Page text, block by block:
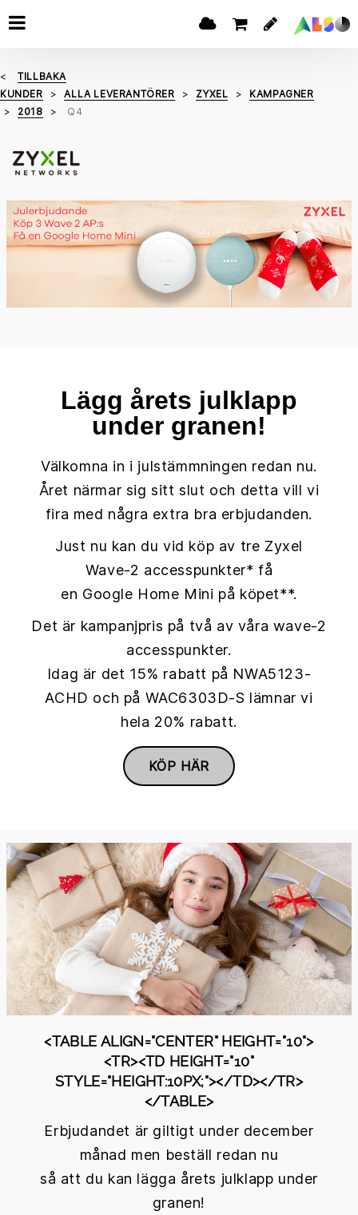
TILLBAKA
KUNDER
ALLA LEVERANTÖRER ZYXEL
KAMPAGNER
2018
Q4
Lägg årets julklapp
under granen!
Välkomna in i julstämmningen redan nu.
Året närmar sig sitt slut och detta vill vi
fira med några extra bra erbjudanden.
Just nu kan du vid köp av tre Zyxel
Wave-2 accesspunkter* få
en Google Home Mini på köpet**.
Det är kampanjpris på två av våra wave-2
accesspunkter.
Idag är det 15% rabatt på NWA5123-
ACHD och på WAC6303D-S lämnar vi
hela 20% rabatt.
KÖP HÄR
<TABLE ALIGN="CENTER" HEIGHT="10">
<TR><TD HEIGHT="10"
STYLE="HEIGHT:10PX;"></TD></TR>
</TABLE>
Erbjudandet är giltigt under december
månad men beställ redan nu
så att du kan lägga årets julklapp under
granen!